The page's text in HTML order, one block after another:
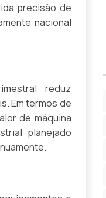
precisão de
nacional
reduz
Em termos de
de máquina
planejado